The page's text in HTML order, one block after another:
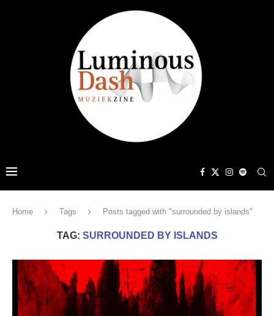
Home Tags Posts tagged with "surrounded by islands"
TAG: SURROUNDED BY ISLANDS